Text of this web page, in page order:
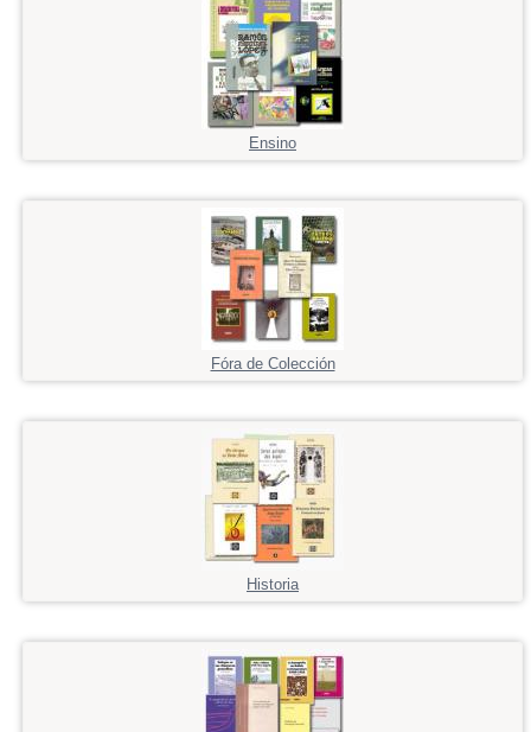
Ensino
Fóra de Colección
Historia